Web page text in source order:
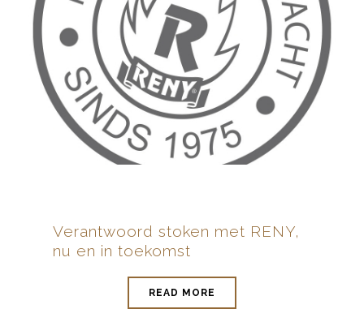
Verantwoord stoken met RENY,
nu en in toekomst
READ MORE